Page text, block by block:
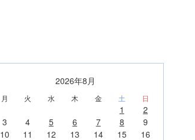
2026年8月
月 火 水 木 金 土 日
1
2
3
4 5 6 7 8
9
10
11 12 13 14 15
16